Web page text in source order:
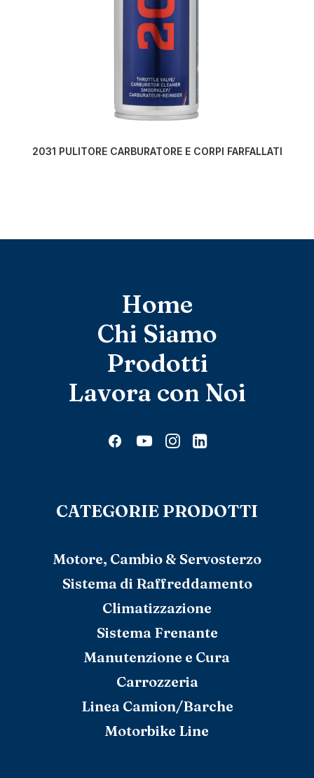
LEGGI TUTTO
2031 PULITORE CARBURATORE E CORPI FARFALLATI
Home
Chi Siamo
Prodotti
Lavora con Noi
CATEGORIE PRODOTTI
Motore, Cambio & Servosterzo
Sistema di Raffreddamento
Climatizzazione
Sistema Frenante
Manutenzione e Cura
Carrozzeria
Linea Camion/Barche
Motorbike Line